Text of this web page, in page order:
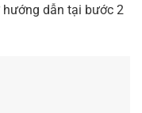
dẫn tại bước 2